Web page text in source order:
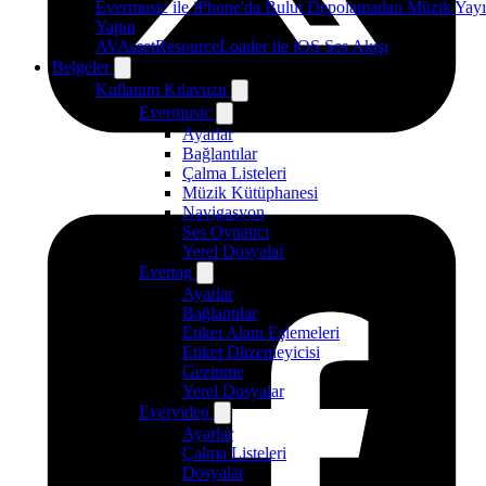
Evermusic ile iPhone'da Bulut Depolamadan Müzik
Yapın
AVAssetResourceLoader ile iOS Ses Akışı
Belgeler
Kullanım Kılavuzu
Evermusic
Ayarlar
Bağlantılar
Çalma Listeleri
Müzik Kütüphanesi
Navigasyon
Ses Oynatıcı
Yerel Dosyalar
Evertag
Ayarlar
Bağlantılar
Etiket Alanı Eşlemeleri
Etiket Düzenleyicisi
Gezinme
Yerel Dosyalar
Evervideo
Ayarlar
Çalma Listeleri
Dosyalar